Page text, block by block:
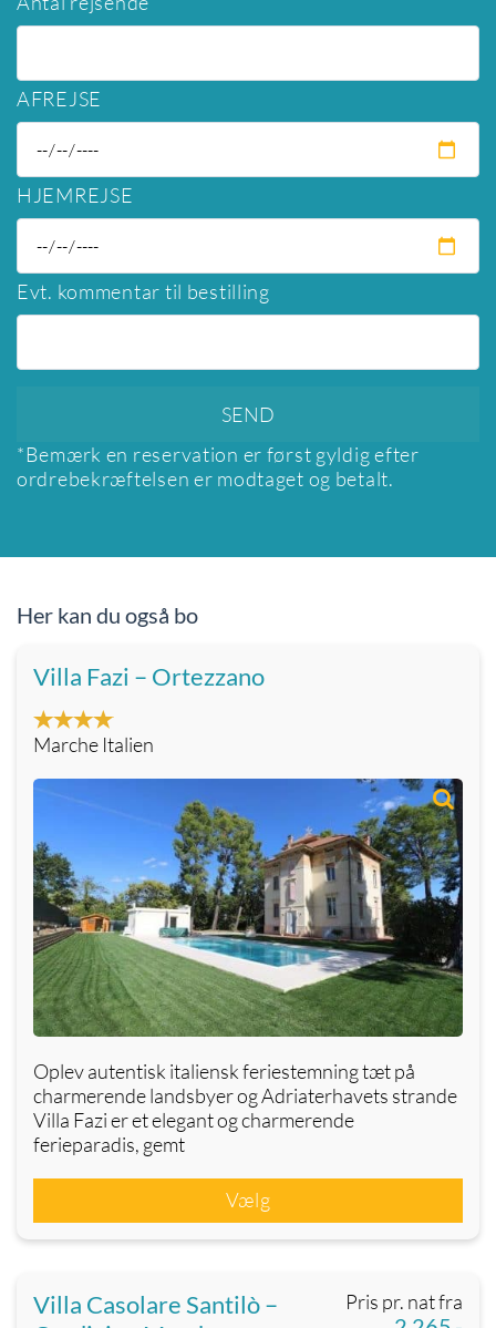
AFREJSE
HJEMREJSE
Evt. kommentar til bestilling
*Bemærk en reservation er først gyldig efter
ordrebekræftelsen er modtaget og betalt.
Her kan du også bo
Villa Fazi – Ortezzano
Marche Italien
Oplev autentisk italiensk feriestemning tæt på
charmerende landsbyer og Adriaterhavets strande
Villa Fazi er et elegant og charmerende
ferieparadis, gemt
Vælg
Pris pr. nat fra
Villa Casolare Santilò –